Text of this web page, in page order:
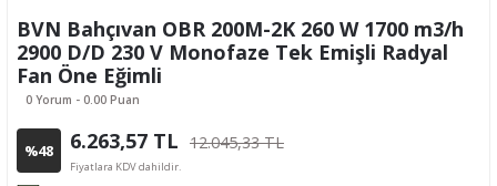
BVN Bahçıvan OBR 200M-2K 260 W 1700 m3/h
2900 D/D 230 V Monofaze Tek Emişli Radyal
Fan Öne Eğimli
0 Yorum - 0.00 Puan
%48 6.263,57 TL 12.045,33 TL
Fiyatlara KDV dahildir.